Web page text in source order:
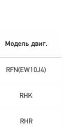
Модель двиг.
RFN(EW10J4)
RHK
RHR